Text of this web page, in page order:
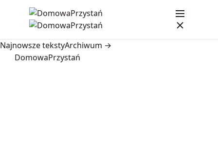
Najnowsze tekstyArchiwum →
DomowaPrzystań